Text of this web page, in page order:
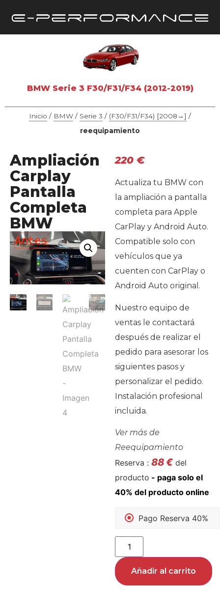
BMW Serie 3 F30/F31/F34 (2012-2019)
Inicio / BMW / Serie 3 / (F30/F31/F34) [2008→] /
reequipamiento
Ampliación
Carplay
Pantalla
Completa
BMW
220 €
Actualiza tu BMW con
la ampliación a pantalla
completa para Apple
CarPlay y Android Auto.
Compatible solo con
vehículos que ya
cuenten con CarPlay o
Android Auto original.
Nuestro equipo de
ventas le contactará
después de realizar el
pedido para asesorar los
siguientes pasos y
personalizar el pedido.
Instalación profesional
incluida.
Ver más de
Reequipamiento
Reserva : 88€ del
producto
Pago Reserva 40%
Añadir al carrito